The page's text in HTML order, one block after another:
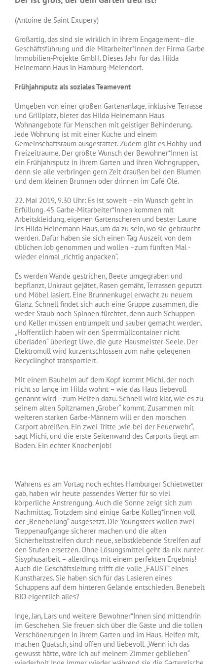
(Antoine de Saint Exupery)
Großartig, das sind sie wirklich in ihrem Engagement–die
Geschäftsführung und die Mitarbeiter*Innen der Firma Garbe
Immobilien-Projekte GmbH. Dieses Jahr für das Hilda
Heinemann Haus in Hamburg-Meiendorf.
Frühjahrsputz als soziales Teamevent
Umgeben von einer großen Gartenanlage, inklusive Terrasse
und Grillplatz, bietet das Hilda Heinemann Haus
Wohnangebote für Menschen mit geistiger Behinderung.
Jede Wohnung ist mit einer Küche und einem
Gemeinschaftsraum ausgestattet. Zudem gibt es Hobby-und
Freizeiträume. Der größte Wunsch der Bewohner*Innen ist
ein Frühjahrsputz in ihrem Garten und ihren Wohngruppen,
denn sie alle verbringen gern Zeit draußen bei den Blumen
und dem kleinen Brunnen oder drinnen im Café Olé.
22. Mai 2019, 9.30 Uhr: Es ist soweit –ein Wunsch geht in
Erfüllung. 45 Garbe-Mitarbeiter*Innen kommen mit
Arbeitskleidung, eigenen Gartenscheren und bester Laune
ins Hilda Heinemann Haus, um da zu sein, wo sie gebraucht
werden. Dafür haben sie sich einen Tag Auszeit von dem
üblichen Job genommen und wollen –zum fünften Mal -
wieder einmal „richtig anpacken“.
Es werden Wände gestrichen, Beete umgegraben und
bepflanzt, Unkraut gejätet, Rasen gemäht, Terrassen geputzt
und Möbel lasiert. Eine Brunnenkugel erwacht zu neuem
Glanz. Schnell findet sich auch eine Gruppe zusammen, die
weder Staub noch Spinnen fürchtet, denn auch Schuppen
und Keller müssen entrümpelt und sauber gemacht werden.
„Hoffentlich haben wir den Sperrmüllcontainer nicht
überladen“ überlegt Uwe, die gute Hausmeister-Seele. Der
Elektromüll wird kurzentschlossen zum nahe gelegenen
Recyclinghof transportiert.
Mit einem Bauhelm auf dem Kopf kommt Michi, der noch
nicht so lange im Hilda wohnt – wie das Haus liebevoll
genannt wird –zum Helfen dazu. Schnell wird klar, wie es zu
seinem alten Spitznamen „Grober“ kommt. Zusammen mit
weiteren starken Garbe-Männern will er den morschen
Carport abreißen. Ein zwei Tritte „wie bei der Feuerwehr“,
sagt Michi, und die erste Seitenwand des Carports liegt am
Boden. Ein echter Knochenjob!
Währens es am Vortag noch echtes Hamburger Schietwetter
gab, haben wir heute passendes Wetter für so viel
körperliche Anstrengung. Auch die Sonne zeigt sich zum
Nachmittag. Trotzdem sind einige Garbe Kolleg*innen voll
der „Benebelung“ ausgesetzt. Die Youngsters wollen zwei
Treppenaufgänge sicherer machen und die alten
Sicherheitsstreifen durch neue, selbstklebende Streifen auf
den Stufen ersetzen. Ohne Lösungsmittel geht da nix runter.
Sisyphusarbeit – allerdings mit einem perfekten Ergebnis!
Auch die Geschäftsleitung trifft die volle „FAUST“ eines
Kunstharzes. Sie haben sich für das Lasieren eines
Schuppens auf dem hinteren Gelände entschieden. Benebelt
BIO eigentlich alles?
Inge, Jan, Lars und weitere Bewohner*Innen sind mittendrin
im Geschehen. Sie freuen sich über die Gäste und die tollen
Verschönerungen in ihrem Garten und im Haus. Helfen mit,
machen Quatsch, sind offen und liebevoll. „Wenn ich das
gewusst hätte, wäre ich auf meinem Zimmer geblieben“